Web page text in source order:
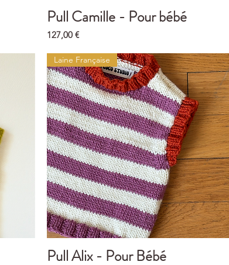
Aperçu rapide
Pull Camille - Pour bébé
Prix
127,00 €
Aperçu rapide
Laine Française
Pull Alix - Pour Bébé